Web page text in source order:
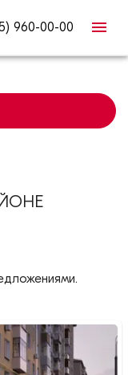
960-00-00